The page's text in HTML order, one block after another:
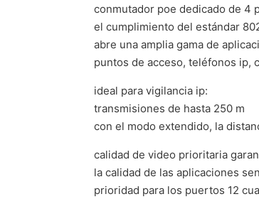
conmutador poe dedicado de 4
el cumplimiento del estándar
abre una amplia gama de
puntos de acceso, teléfonos ip,
ideal para vigilancia ip:
transmisiones de hasta 250 m
con el modo extendido, la
calidad de video prioritaria
la calidad de las aplicaciones
prioridad para los puertos 12